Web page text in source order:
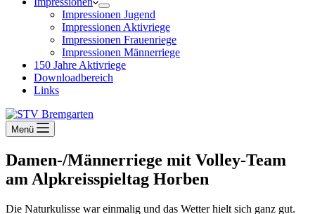
Impressionen Jugend
Impressionen Aktivriege
Impressionen Frauenriege
Impressionen Männerriege
150 Jahre Aktivriege
Downloadbereich
Links
Menü
Damen-/Männerriege mit Volley-Team
am Alpkreisspieltag Horben
Die Naturkulisse war einmalig und das Wetter hielt sich ganz gut.